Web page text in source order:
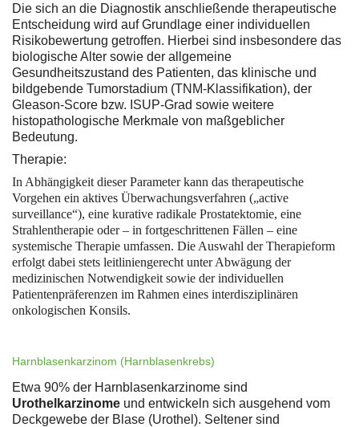
Die sich an die Diagnostik anschließende therapeutische
Entscheidung wird auf Grundlage einer individuellen
Risikobewertung getroffen. Hierbei sind insbesondere das
biologische Alter sowie der allgemeine
Gesundheitszustand des Patienten, das klinische und
bildgebende Tumorstadium (TNM-Klassifikation), der
Gleason-Score bzw. ISUP-Grad sowie weitere
histopathologische Merkmale von maßgeblicher
Bedeutung.
Therapie:
In Abhängigkeit dieser Parameter kann das therapeutische
Vorgehen ein aktives Überwachungsverfahren („active
surveillance“), eine kurative radikale Prostatektomie, eine
Strahlentherapie oder – in fortgeschrittenen Fällen – eine
systemische Therapie umfassen. Die Auswahl der Therapieform
erfolgt dabei stets leitliniengerecht unter Abwägung der
medizinischen Notwendigkeit sowie der individuellen
Patientenpräferenzen im Rahmen eines interdisziplinären
onkologischen Konsils.
Harnblasenkarzinom (Harnblasenkrebs)
Etwa 90% der Harnblasenkarzinome sind
Urothelkarzinome und entwickeln sich ausgehend vom
Deckgewebe der Blase (Urothel). Seltener sind